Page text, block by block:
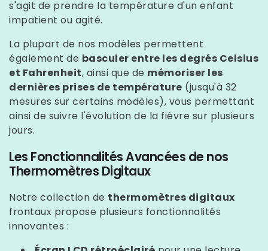
s'agit de prendre la température d'un enfant
impatient ou agité.
La plupart de nos modèles permettent
également de basculer entre les degrés Celsius
et Fahrenheit, ainsi que de mémoriser les
dernières prises de température (jusqu'à 32
mesures sur certains modèles), vous permettant
ainsi de suivre l'évolution de la fièvre sur plusieurs
jours.
Les Fonctionnalités Avancées de nos
Thermomètres Digitaux
Notre collection de thermomètres digitaux
frontaux propose plusieurs fonctionnalités
innovantes :